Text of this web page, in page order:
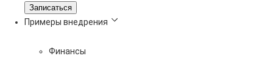
Записаться
Примеры внедрения
Финансы